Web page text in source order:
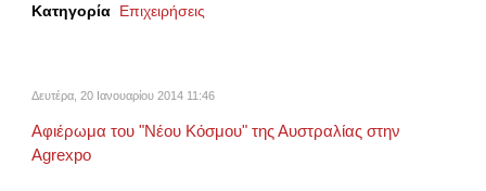
Κατηγορία Επιχειρήσεις
Δευτέρα, 20 Ιανουαρίου 2014 11:46
Αφιέρωμα του "Νέου Κόσμου" της Αυστραλίας στην
Agrexpo